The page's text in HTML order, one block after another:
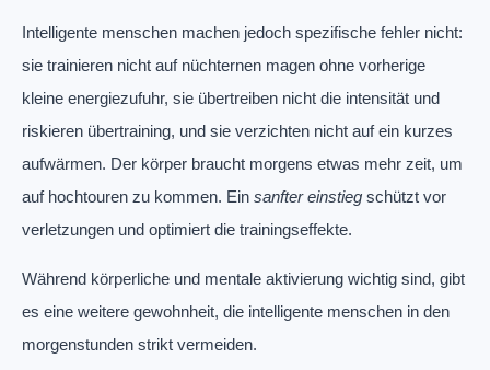
Intelligente menschen machen jedoch spezifische fehler nicht:
sie trainieren nicht auf nüchternen magen ohne vorherige
kleine energiezufuhr, sie übertreiben nicht die intensität und
riskieren übertraining, und sie verzichten nicht auf ein kurzes
aufwärmen. Der körper braucht morgens etwas mehr zeit, um
auf hochtouren zu kommen. Ein sanfter einstieg schützt vor
verletzungen und optimiert die trainingseffekte.
Während körperliche und mentale aktivierung wichtig sind, gibt
es eine weitere gewohnheit, die intelligente menschen in den
morgenstunden strikt vermeiden.